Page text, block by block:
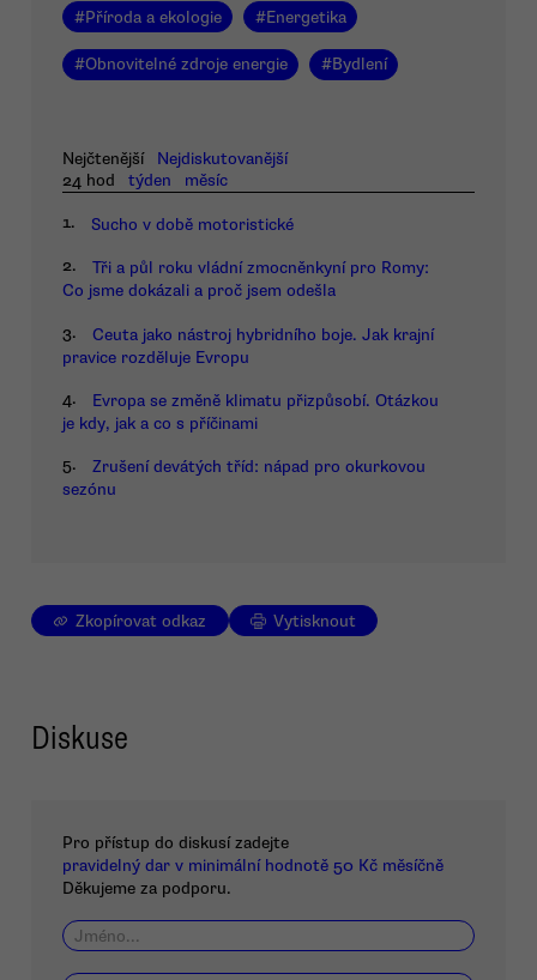
#Příroda a ekologie #Energetika
#Obnovitelné zdroje energie #Bydlení
Nejčtenější
Nejdiskutovanější
24 hod
týden měsíc
1. Sucho v době motoristické
2.
Tři a půl roku vládní zmocněnkyní pro Romy:
Co jsme dokázali a proč jsem odešla
3.
Ceuta jako nástroj hybridního boje. Jak krajní
pravice rozděluje Evropu
4.
Evropa se změně klimatu přizpůsobí. Otázkou
je kdy, jak a co s příčinami
5.
Zrušení devátých tříd: nápad pro okurkovou
sezónu
Zkopírovat odkaz Vytisknout
Diskuse
Pro přístup do diskusí zadejte
pravidelný dar v minimální hodnotě 50 Kč měsíčně
Děkujeme za podporu.